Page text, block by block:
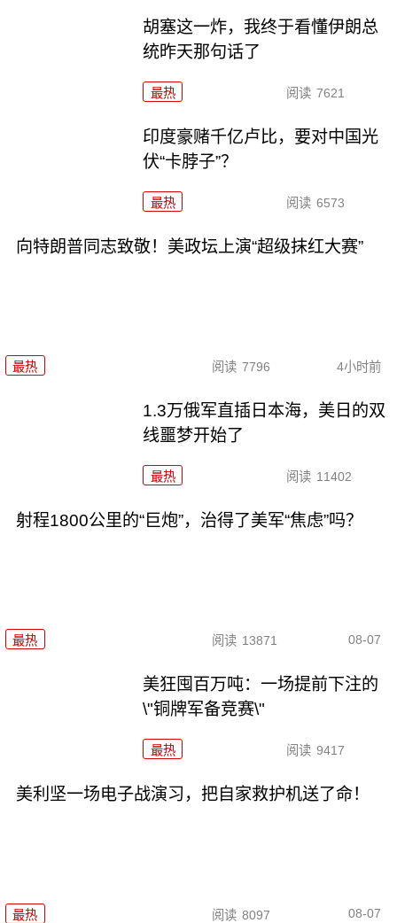
胡塞这一炸，我终于看懂伊朗总
统昨天那句话了
最热 阅读 7621
印度豪赌千亿卢比，要对中国光
伏“卡脖子”？
最热 阅读 6573
向特朗普同志致敬！美政坛上演“超级抹红大赛”
最热 阅读 7796 4小时前
1.3万俄军直插日本海，美日的双
线噩梦开始了
最热 阅读 11402
射程1800公里的“巨炮”，治得了美军“焦虑”吗？
最热 阅读 13871 08-07
美狂囤百万吨：一场提前下注的
\"铜牌军备竞赛\"
最热 阅读 9417
美利坚一场电子战演习，把自家救护机送了命！
最热 阅读 8097 08-07